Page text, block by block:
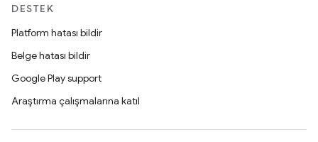
DESTEK
Platform hatası bildir
Belge hatası bildir
Google Play support
Araştırma çalışmalarına katıl